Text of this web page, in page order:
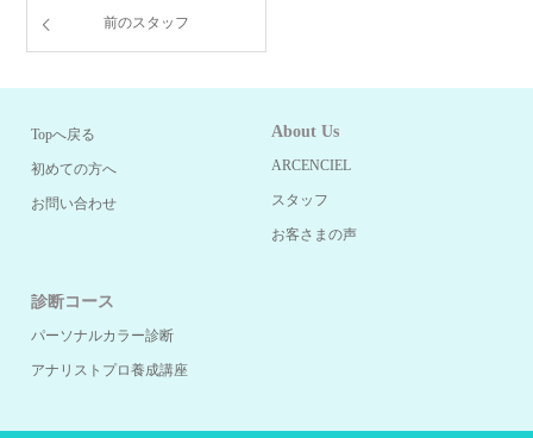
前のスタッフ
Topへ戻る
初めての方へ
お問い合わせ
About Us
ARCENCIEL
スタッフ
お客さまの声
診断コース
パーソナルカラー診断
アナリストプロ養成講座